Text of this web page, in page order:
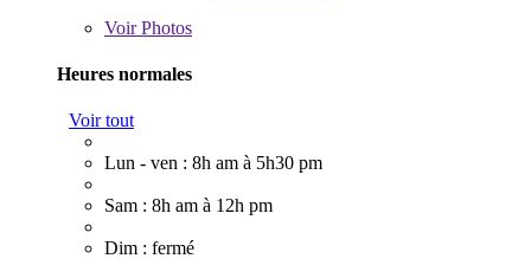
VoirPhotos
Heures normales
Voir tout
Lun - ven : 8h am à 5h30 pm
Sam : 8h am à 12h pm
Dim : fermé